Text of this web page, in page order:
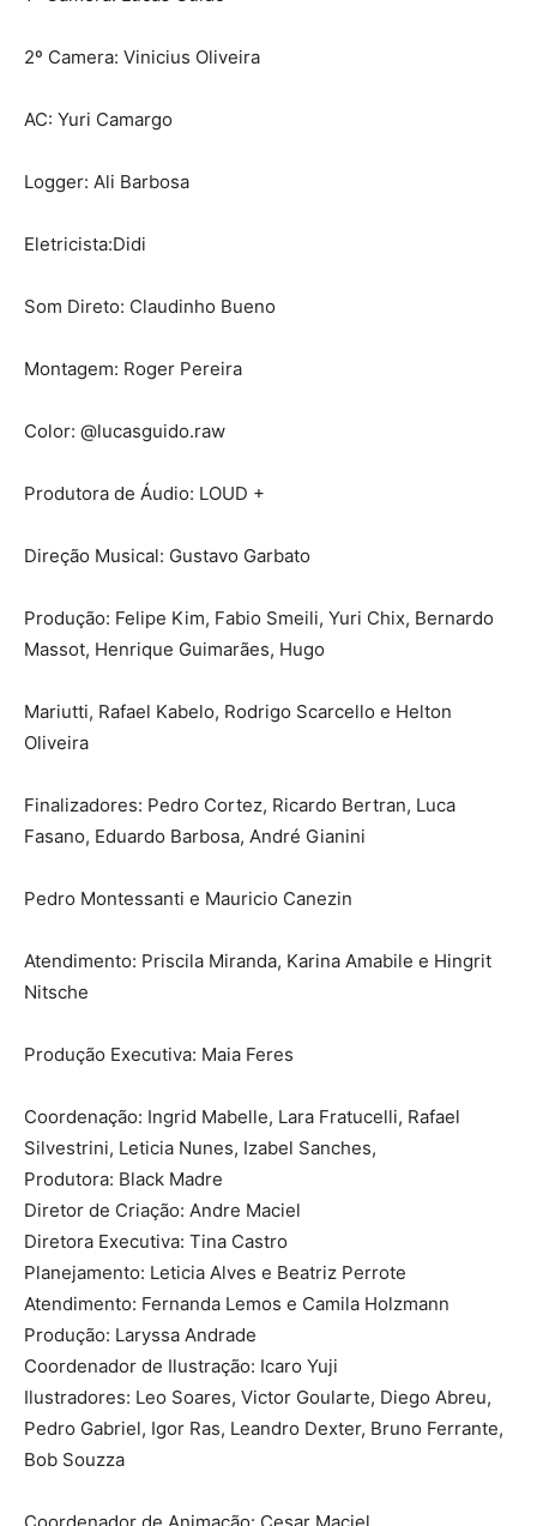
2º Camera: Vinicius Oliveira
AC: Yuri Camargo
Logger: Ali Barbosa
Eletricista:Didi
Som Direto: Claudinho Bueno
Montagem: Roger Pereira
Color: @lucasguido.raw
Produtora de Áudio: LOUD +
Direção Musical: Gustavo Garbato
Produção: Felipe Kim, Fabio Smeili, Yuri Chix, Bernardo
Massot, Henrique Guimarães, Hugo
Mariutti, Rafael Kabelo, Rodrigo Scarcello e Helton
Oliveira
Finalizadores: Pedro Cortez, Ricardo Bertran, Luca
Fasano, Eduardo Barbosa, André Gianini
Pedro Montessanti e Mauricio Canezin
Atendimento: Priscila Miranda, Karina Amabile e Hingrit
Nitsche
Produção Executiva: Maia Feres
Coordenação: Ingrid Mabelle, Lara Fratucelli, Rafael
Silvestrini, Leticia Nunes, Izabel Sanches,
Produtora: Black Madre
Diretor de Criação: Andre Maciel
Diretora Executiva: Tina Castro
Planejamento: Leticia Alves e Beatriz Perrote
Atendimento: Fernanda Lemos e Camila Holzmann
Produção: Laryssa Andrade
Coordenador de Ilustração: Icaro Yuji
Ilustradores: Leo Soares, Victor Goularte, Diego Abreu,
Pedro Gabriel, Igor Ras, Leandro Dexter, Bruno Ferrante,
Bob Souzza
Coordenador de Animação: Cesar Maciel